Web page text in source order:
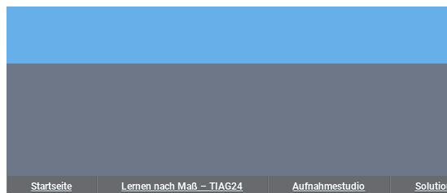
Startseite Lernen nach Maß – TIAG24 Aufnahmestudio